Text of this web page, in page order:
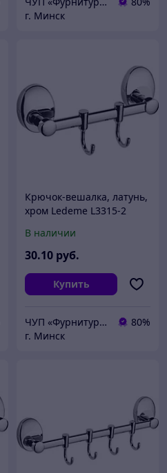
г. Минск
Крючок-вешалка, латунь,
хром Ledeme L3315-2
В наличии
30.10 руб.
Купить
ЧУП «Фурнитурка-бай»
80%
г. Минск